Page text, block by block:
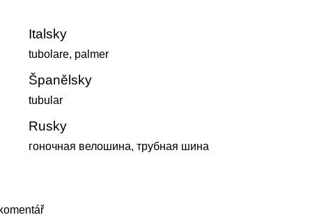
Italsky
tubolare, palmer
Španělsky
tubular
Rusky
гоночная велошина, трубная шина